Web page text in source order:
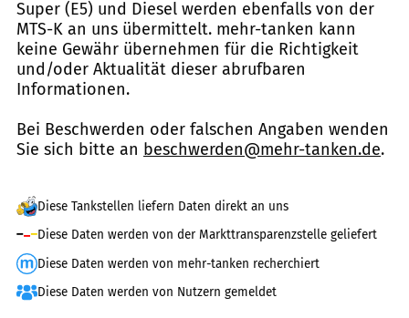
Super (E5) und Diesel werden ebenfalls von der
MTS-K an uns übermittelt. mehr-tanken kann
keine Gewähr übernehmen für die Richtigkeit
und/oder Aktualität dieser abrufbaren
Informationen.
Bei Beschwerden oder falschen Angaben wenden
Sie sich bitte an beschwerden@mehr-tanken.de.
Diese Tankstellen liefern Daten direkt an uns
Diese Daten werden von der Markttransparenzstelle geliefert
Diese Daten werden von mehr-tanken recherchiert
Diese Daten werden von Nutzern gemeldet